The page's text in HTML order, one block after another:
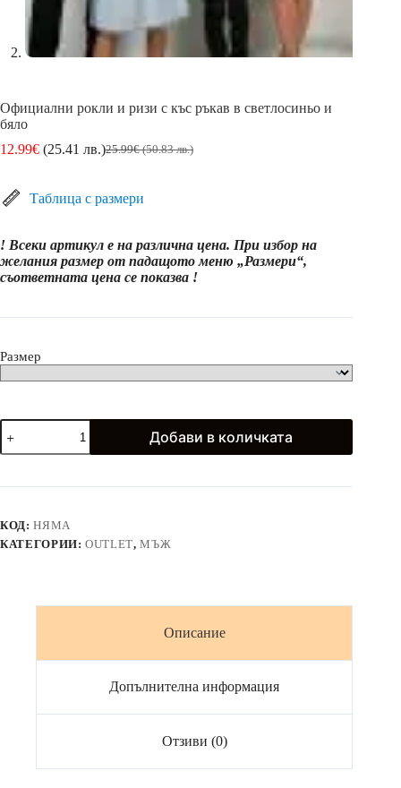
Официални рокли и ризи с къс ръкав в светлосиньо и
бяло
25.99€(50.83 лв.)
Original
25.99€
12.99€ (25.41 лв.)Текущата
12.99€
Таблица с размери
! Всеки артикул е на различна цена. При избор на
желания размер от падащото меню „Размери“,
съответната цена се показва !
Размер
количество
за
Официални
и
къс
ръкав
Добави в количката
КОД:НЯМА
КАТЕГОРИИ:OUTLET,МЪЖ
Описание
Допълнителна информация
Отзиви (0)